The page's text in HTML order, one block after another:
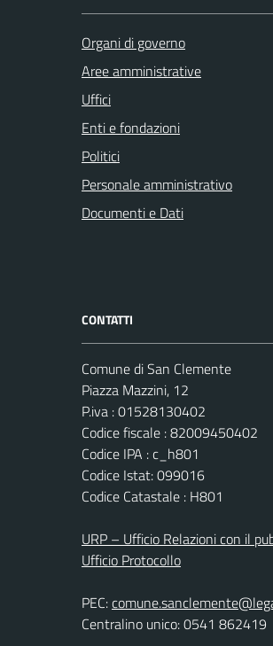
Organi di governo
Aree amministrative
Uffici
Enti e fondazioni
Politici
Personale amministrativo
Documenti e Dati
CONTATTI
Comune di San Clemente
Piazza Mazzini, 12
P.iva : 01528130402
Codice fiscale : 82009450402
Codice IPA : c_h801
Codice Istat: 099016
Codice Catastale : H801
URP – Ufficio Relazioni con il
Ufficio Protocollo
PEC:
Centralino unico: 0541 862419